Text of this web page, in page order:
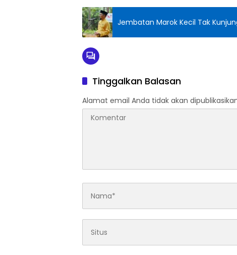
Jembatan Marok Kecil Tak
Tinggalkan Balasan
Alamat email Anda tidak akan